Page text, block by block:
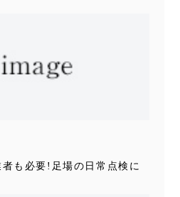
も必要!足場の日常点検に